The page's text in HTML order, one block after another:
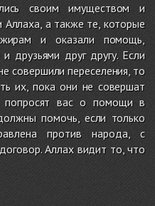
своим имуществом и
а также те, которые
и оказали помощь,
друзьями друг другу. Если
совершили переселения, то
их, пока они не совершат
попросят вас о помощи в
помочь, если только
против народа, с
Аллах видит то, что